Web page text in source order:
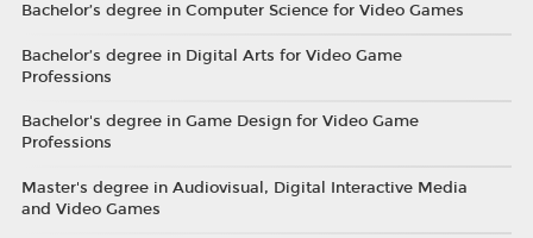
Bachelor’s degree in Computer Science for Video Games
Bachelor’s degree in Digital Arts for Video Game
Professions
Bachelor's degree in Game Design for Video Game
Professions
Master's degree in Audiovisual, Digital Interactive Media
and Video Games